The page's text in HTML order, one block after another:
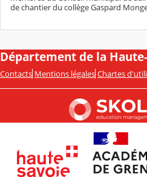
de chantier du collège Gaspard
Département de la
Contacts Mentions légales Chartes